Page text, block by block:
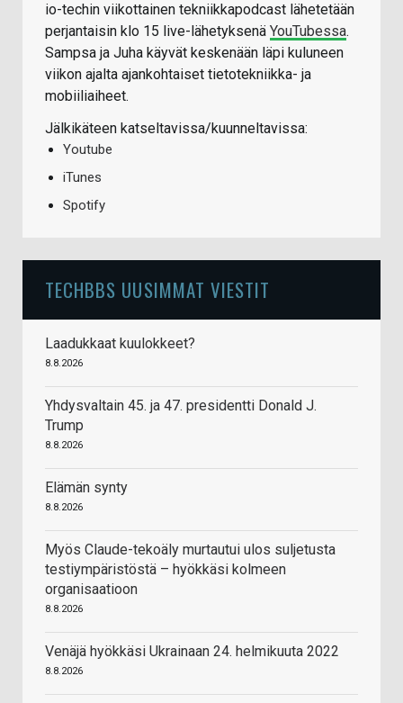
io-techin viikottainen tekniikkapodcast lähetetään
perjantaisin klo 15 live-lähetyksenä YouTubessa.
Sampsa ja Juha käyvät keskenään läpi kuluneen
viikon ajalta ajankohtaiset tietotekniikka- ja
mobiiliaiheet.
Jälkikäteen katseltavissa/kuunneltavissa:
Youtube
iTunes
Spotify
TECHBBS UUSIMMAT VIESTIT
Laadukkaat kuulokkeet?
8.8.2026
Yhdysvaltain 45. ja 47. presidentti Donald J.
Trump
8.8.2026
Elämän synty
8.8.2026
Myös Claude-tekoäly murtautui ulos suljetusta
testiympäristöstä – hyökkäsi kolmeen
organisaatioon
8.8.2026
Venäjä hyökkäsi Ukrainaan 24. helmikuuta 2022
8.8.2026